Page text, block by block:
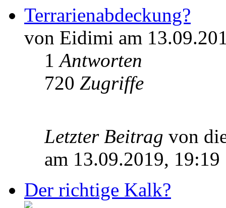
Terrarienabdeckung?
von Eidimi am
1Antworten
720 Zugriffe
Letzter Beitrag von
am 13.09.2019, 19:19
Der richtige Kalk?